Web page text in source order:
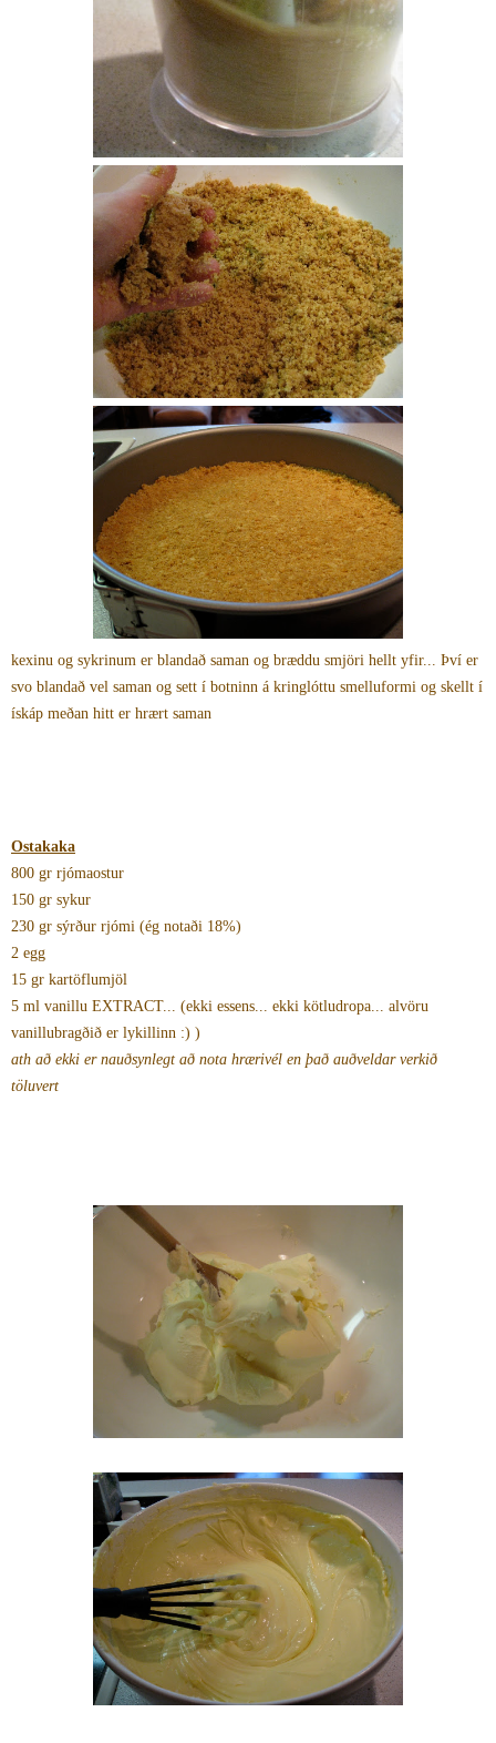
kexinu og sykrinum er blandað saman og bræddu smjöri hellt yfir... Því er
svo blandað vel saman og sett í botninn á kringlóttu smelluformi og skellt í
ískáp meðan hitt er hrært saman
Ostakaka
800 gr rjómaostur
150 gr sykur
230 gr sýrður rjómi (ég notaði 18%)
2 egg
15 gr kartöflumjöl
5 ml vanillu EXTRACT... (ekki essens... ekki kötludropa... alvöru
vanillubragðið er lykillinn :) )
ath að ekki er nauðsynlegt að nota hrærivél en það auðveldar verkið
töluvert